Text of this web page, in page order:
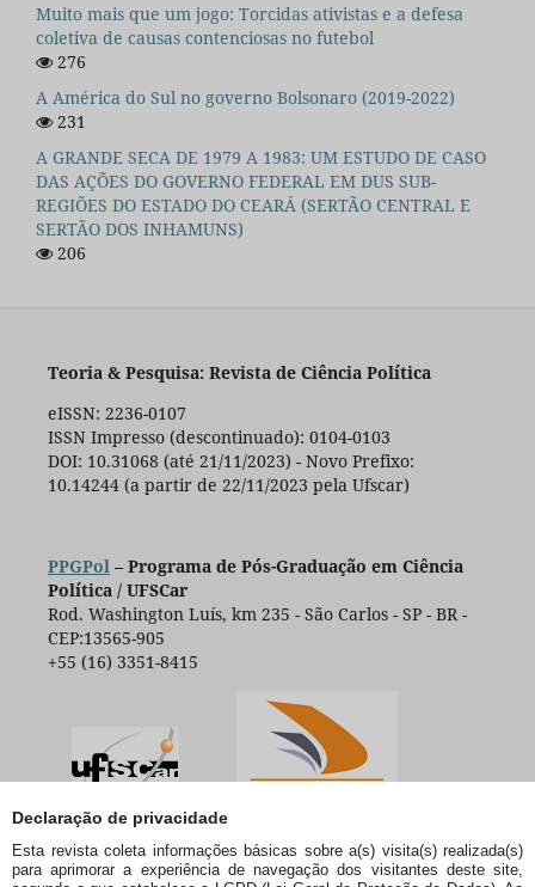
Declaração de privacidade
Esta revista coleta informações básicas sobre a(s) visita(s) realizada(s)
para aprimorar a experiência de navegação dos visitantes deste site,
Muito mais que um jogo: Torcidas ativistas e a defesa
coletiva de causas contenciosas no futebol
276
A América do Sul no governo Bolsonaro (2019-2022)
231
A GRANDE SECA DE 1979 A 1983: UM ESTUDO DE CASO
DAS AÇÕES DO GOVERNO FEDERAL EM DUS SUB-
REGIÕES DO ESTADO DO CEARÁ (SERTÃO CENTRAL E
SERTÃO DOS INHAMUNS)
206
Teoria & Pesquisa: Revista de Ciência Política
eISSN: 2236-0107
ISSN Impresso (descontinuado): 0104-0103
DOI: 10.31068 (até 21/11/2023) - Novo Prefixo:
10.14244 (a partir de 22/11/2023 pela Ufscar)
PPGPol – Programa de Pós-Graduação em Ciência
Política / UFSCar
Rod. Washington Luís, km 235 - São Carlos - SP - BR -
CEP:13565-905
+55 (16) 3351-8415